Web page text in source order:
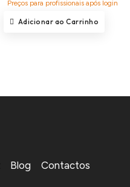
Preços para profissionais após login
Adicionar ao Carrinho
Blog Contactos